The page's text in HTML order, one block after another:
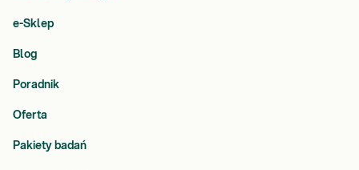
e-Sklep
Blog
Poradnik
Oferta
Pakiety badań